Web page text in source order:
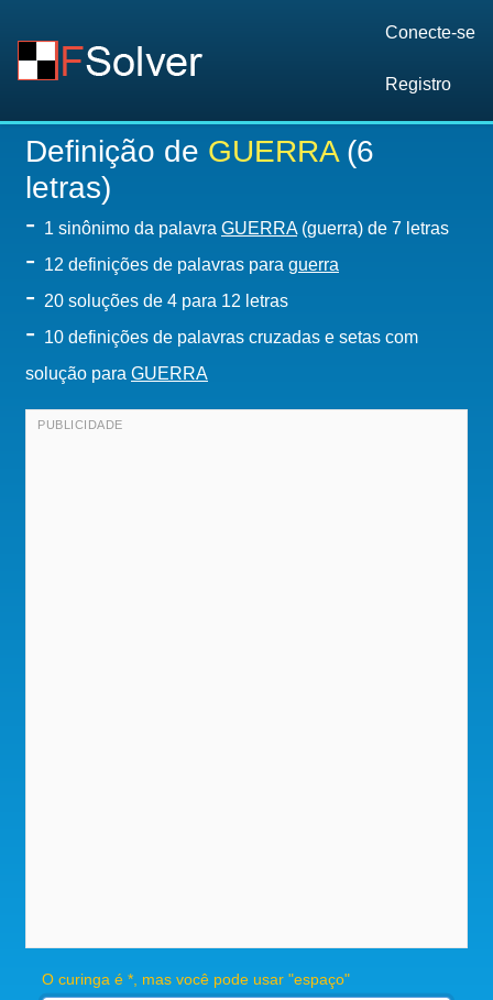
Conecte-se
Registro
Definição de GUERRA(6
letras)
- 1 sinônimo da palavra GUERRA(guerra) de 7 letras
- 12 definições de palavras para guerra
- 20 soluções de 4 para 12 letras
- 10 definições de palavras cruzadas e setas com
solução para GUERRA
O curinga é *, mas você pode usar "espaço"